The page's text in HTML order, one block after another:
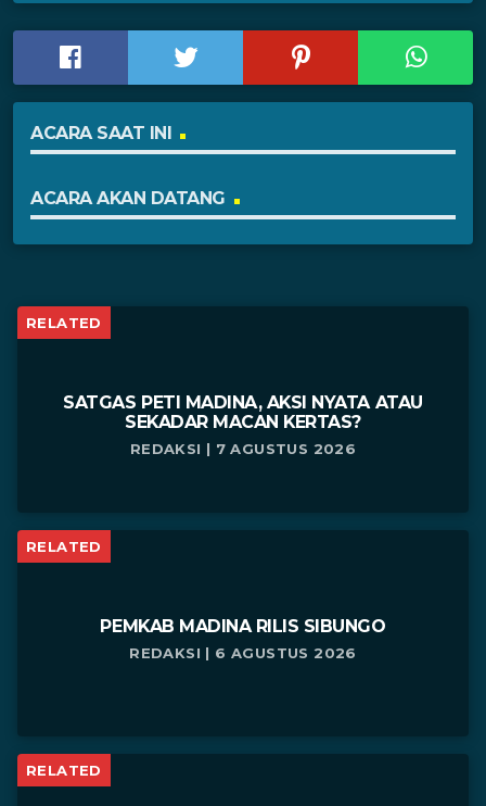
ACARA SAAT INI
ACARA AKAN DATANG
RELATED
SATGAS PETI MADINA, AKSI NYATA ATAU
SEKADAR MACAN KERTAS?
REDAKSI | 7 AGUSTUS 2026
RELATED
PEMKAB MADINA RILIS SIBUNGO
REDAKSI | 6 AGUSTUS 2026
RELATED